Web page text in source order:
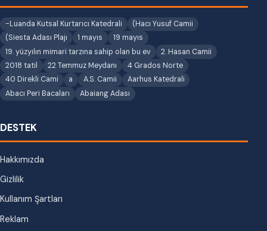
-Luanda Kutsal Kurtarıcı Katedrali
(Hacı Yusuf Camii
(Siesta Adası Plajı
1 mayıs
19 mayıs
19. yüzyılın mimari tarzına sahip olan bu ev
2. Hasan Camii
2018 tatil
22 Temmuz Meydanı
4 Grados Norte
40 Direkli Cami
a A.S. Camii
Aarhus Katedrali
Abacı Peri Bacaları
Abaiang Adası
DESTEK
Hakkımızda
Gizlilik
Kullanım Şartları
Reklam